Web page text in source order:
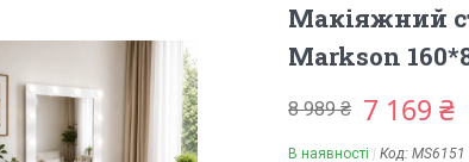
Макіяжний
Markson
8 989 ₴ 7 169 ₴
В наявності Код: MS6151